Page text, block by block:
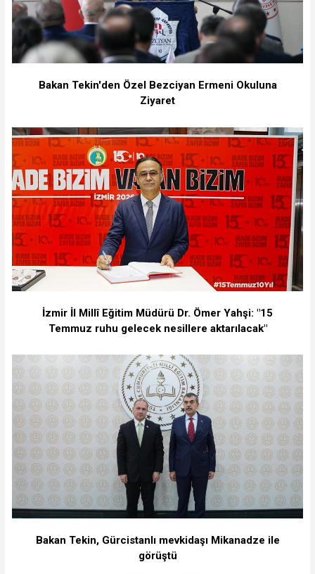
Bakan Tekin'den Özel Bezciyan Ermeni Okuluna
Ziyaret
İzmir İl Millî Eğitim Müdürü Dr. Ömer Yahşi: "15
Temmuz ruhu gelecek nesillere aktarılacak"
Bakan Tekin, Gürcistanlı mevkidaşı Mikanadze ile
görüştü